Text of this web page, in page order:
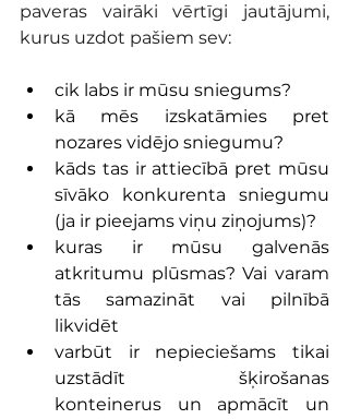
paveras vairāki vērtīgi jautājumi,
kurus uzdot pašiem sev:
cik labs ir mūsu sniegums?
kā mēs izskatāmies pret
nozares vidējo sniegumu?
kāds tas ir attiecībā pret mūsu
sīvāko konkurenta sniegumu
(ja ir pieejams viņu ziņojums)?
kuras ir mūsu galvenās
atkritumu plūsmas? Vai varam
tās samazināt vai pilnībā
likvidēt
varbūt ir nepieciešams tikai
uzstādīt šķirošanas
konteinerus un apmācīt un